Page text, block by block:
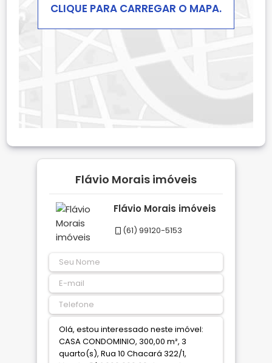
CLIQUE PARA CARREGAR O MAPA.
Flávio Morais imóveis
Flávio Morais imóveis
(61) 99120-5153